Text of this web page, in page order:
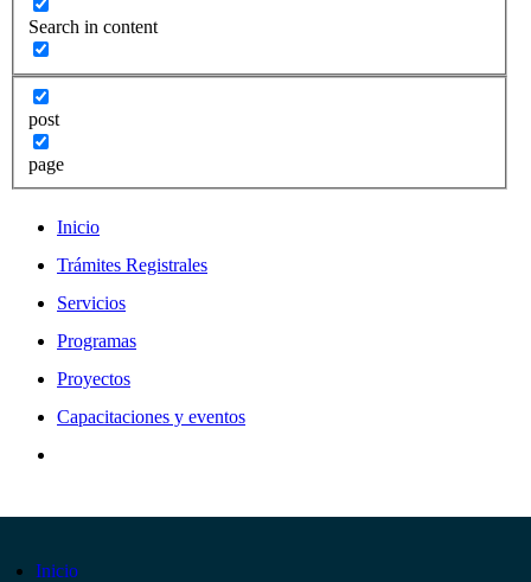
Search in content
post
page
Inicio
Trámites Registrales
Servicios
Programas
Proyectos
Capacitaciones y eventos
Inicio